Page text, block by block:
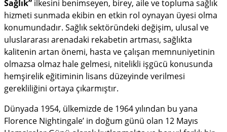
Sağlık” ilkesini benimseyen, birey, aile ve topluma sağlık
hizmeti sunmada ekibin en etkin rol oynayan üyesi olma
konumundadır. Sağlık sektöründeki değişim, ulusal ve
uluslararası arenadaki rekabetin artması, sağlıkta
kalitenin artan önemi, hasta ve çalışan memnuniyetinin
olmazsa olmaz hale gelmesi, nitelikli işgücü konusunda
hemşirelik eğitiminin lisans düzeyinde verilmesi
gerekliliğini ortaya çıkarmıştır.
Dünyada 1954, ülkemizde de 1964 yılından bu yana
Florence Nightingale’ in doğum günü olan 12 Mayıs